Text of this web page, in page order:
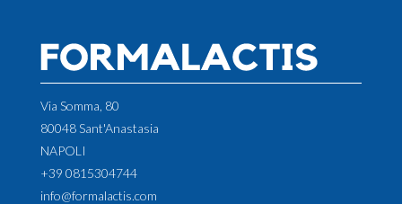
Via Somma, 80
80048 Sant'Anastasia
NAPOLI
+39 0815304744
info@formalactis.com